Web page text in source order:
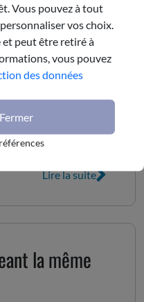
Lire la suite
Vœux 2026
Antoine
du CESER
de Région à Lyon.
Lire la suite
la même
Vous pouvez à tout
vos choix.
peut être retiré à
vous pouvez
des données